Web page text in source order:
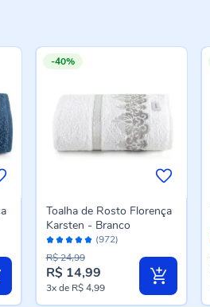
-40%
Avaliação:
96%
(972)
Toalha de Rosto Florença
Karsten - Branco
Preço
especial
R$ 14,99
R$ 24,99
3xde R$ 4,99